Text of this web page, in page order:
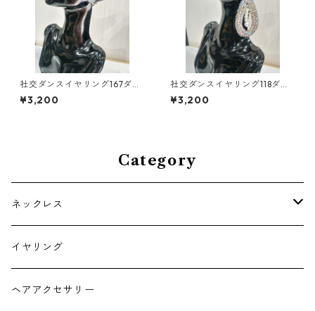
社交ダンスイヤリング167ダン
スアクセサリーベリーダンス
ブライダルアクセサリー
¥3,200
社交ダンスイヤリング118ダン
スアクセサリーベリーダンス
ブライダルアクセサリー
¥3,200
Category
ネックレス
チョーカー
イヤリング
ヘアアクセサリー